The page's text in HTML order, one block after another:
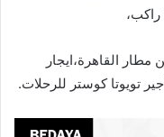
ليموزين مطار القاهرة،ايجار
تويوتا كوستر للرحلات.